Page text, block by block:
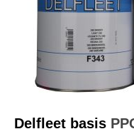
UITRUSTING VOOR
HANDLEIDING & ADVIES
Delfleet basis